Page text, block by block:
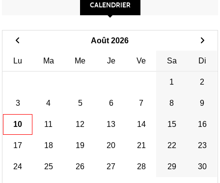
CALENDRIER
Août 2026
Lu Ma Me Je Ve Sa Di
1 2
3 4 5 6 7 8 9
10 11 12 13 14 15 16
17 18 19 20 21 22 23
24 25 26 27 28 29 30